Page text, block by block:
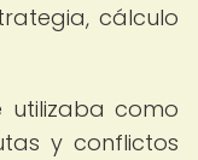
cálculo
utilizaba como
y conflictos